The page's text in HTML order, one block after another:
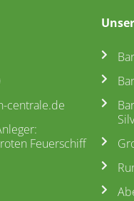
centrale.de
Feuerschiff